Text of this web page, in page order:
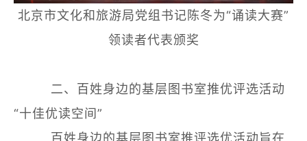
北京市文化和旅游局党组书记陈冬为“诵读大赛”
领读者代表颁奖
二、百姓身边的基层图书室推优评选活动
“十佳优读空间”